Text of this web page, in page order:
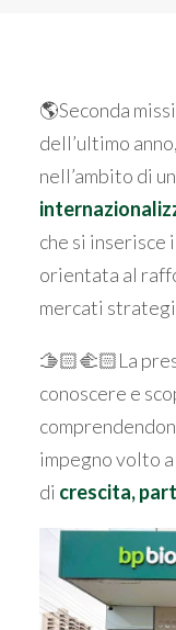
🌎Seconda
dell’ultimo
nell’ambito di
che si inserisce
orientata al
mercati
🫱🏻‍🫲🏻La
conoscere e
impegno volto
di crescita,